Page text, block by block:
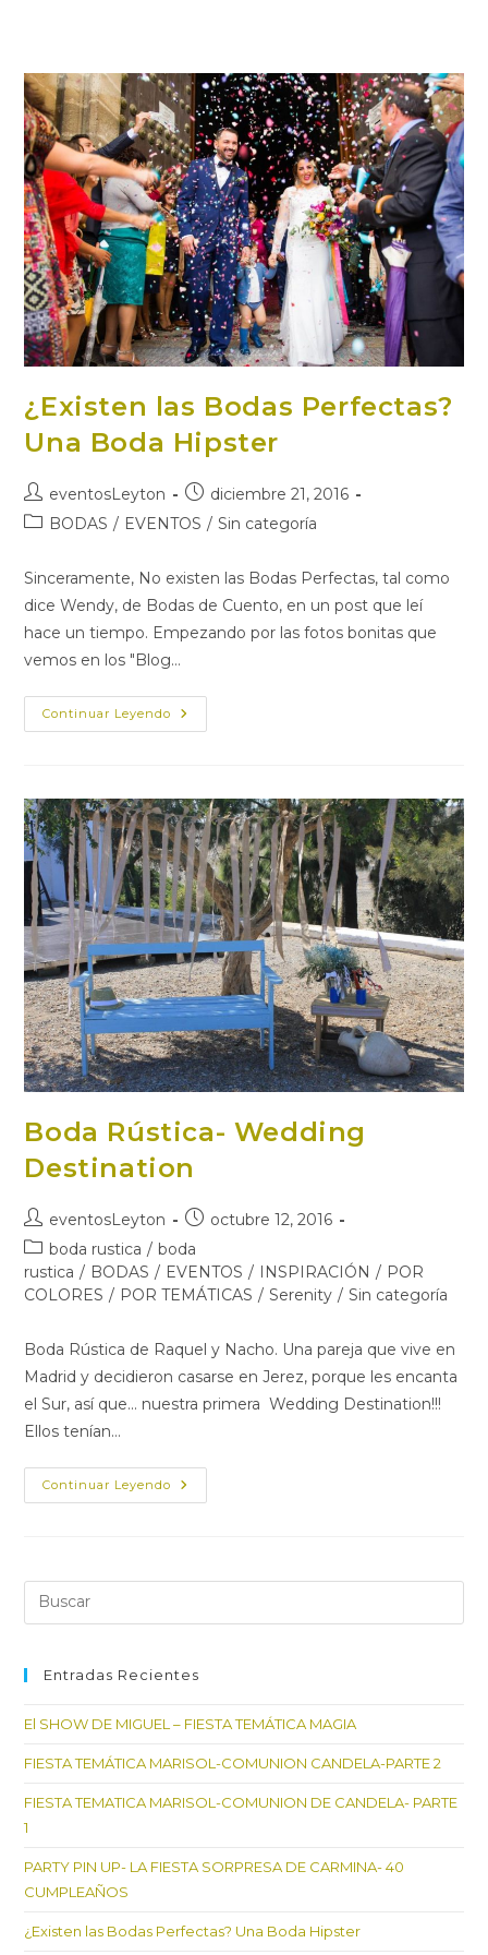
¿Existen las Bodas Perfectas?
Una Boda Hipster
Autor
de
eventosLeyton
Publicación
de
diciembre 21, 2016
Categoría
la
entrada:
BODAS / EVENTOS / Sin categoría
Sinceramente, No existen las Bodas Perfectas, tal como
dice Wendy, de Bodas de Cuento, en un post que leí
hace un tiempo. Empezando por las fotos bonitas que
vemos en los "Blog…
Continuar Leyendo ¿Existen
Las
Hipster
Boda Rústica- Wedding
Destination
Autor
de
entrada:
eventosLeyton
Publicación
de
la
entrada:
octubre 12, 2016
Categoría
de
la
boda rustica / boda
rustica / BODAS / EVENTOS / INSPIRACIÓN / POR
COLORES / POR TEMÁTICAS / Serenity / Sin categoría
Boda Rústica de Raquel y Nacho. Una pareja que vive en
Madrid y decidieron casarse en Jerez, porque les encanta
el Sur, así que... nuestra primera Wedding Destination!!!
Ellos tenían…
Continuar Leyendo Boda
Rústica-
Entradas Recientes
El SHOW DE MIGUEL – FIESTA TEMÁTICA MAGIA
FIESTA TEMÁTICA MARISOL-COMUNION CANDELA-PARTE 2
FIESTA TEMATICA MARISOL-COMUNION DE CANDELA- PARTE
1
PARTY PIN UP- LA FIESTA SORPRESA DE CARMINA- 40
CUMPLEAÑOS
¿Existen las Bodas Perfectas? Una Boda Hipster